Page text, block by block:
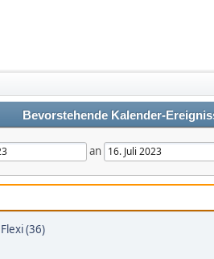
Bevorstehende Kalender-
an
Flexi (36)